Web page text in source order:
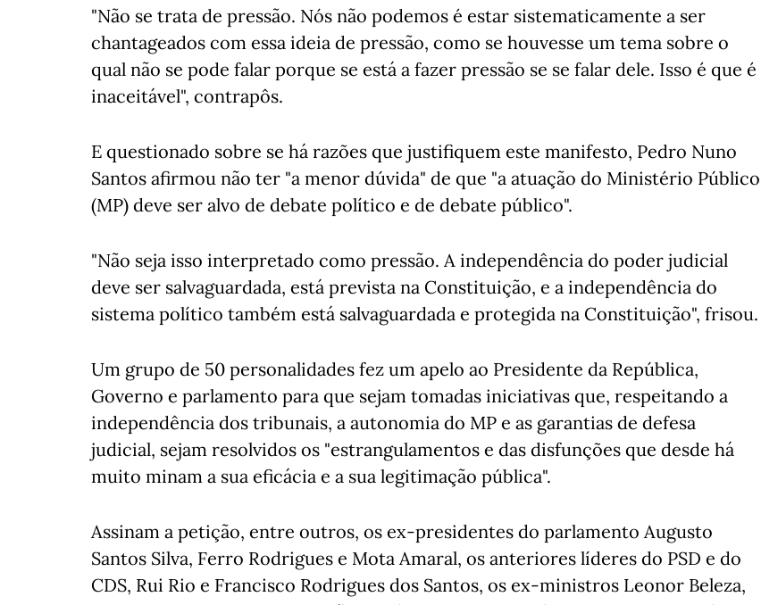
"Não se trata de pressão. Nós não podemos é estar sistematicamente a ser
chantageados com essa ideia de pressão, como se houvesse um tema sobre o
qual não se pode falar porque se está a fazer pressão se se falar dele. Isso é que é
inaceitável", contrapôs.
E questionado sobre se há razões que justifiquem este manifesto, Pedro Nuno
Santos afirmou não ter "a menor dúvida" de que "a atuação do Ministério Público
(MP) deve ser alvo de debate político e de debate público".
"Não seja isso interpretado como pressão. A independência do poder judicial
deve ser salvaguardada, está prevista na Constituição, e a independência do
sistema político também está salvaguardada e protegida na Constituição", frisou.
Um grupo de 50 personalidades fez um apelo ao Presidente da República,
Governo e parlamento para que sejam tomadas iniciativas que, respeitando a
independência dos tribunais, a autonomia do MP e as garantias de defesa
judicial, sejam resolvidos os "estrangulamentos e das disfunções que desde há
muito minam a sua eficácia e a sua legitimação pública".
Assinam a petição, entre outros, os ex-presidentes do parlamento Augusto
Santos Silva, Ferro Rodrigues e Mota Amaral, os anteriores líderes do PSD e do
CDS, Rui Rio e Francisco Rodrigues dos Santos, os ex-ministros Leonor Beleza,